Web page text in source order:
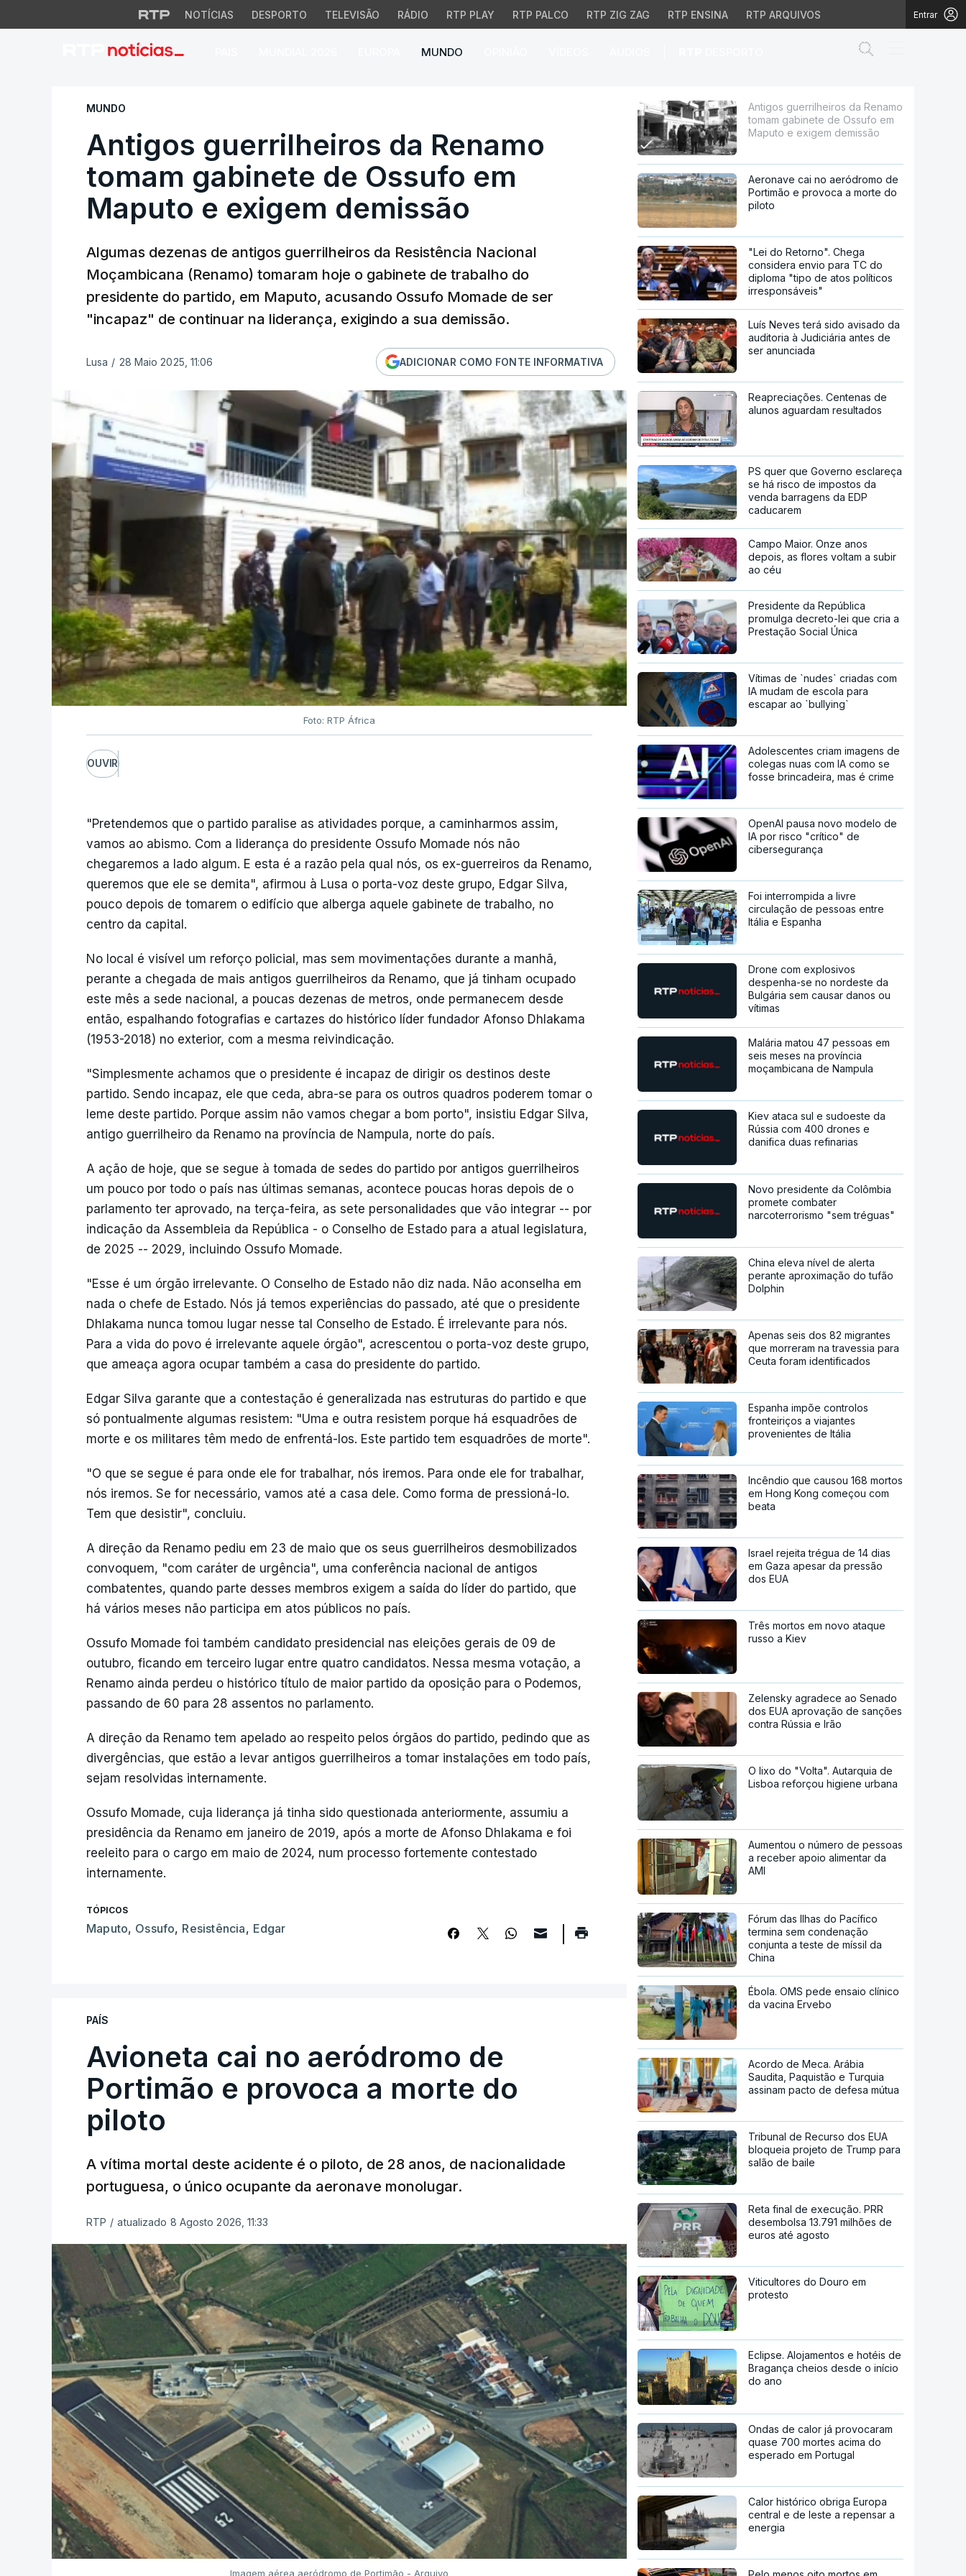
NOTÍCIAS DESPORTO TELEVISÃO RÁDIO RTP PLAY RTP PALCO RTP ZIG ZAG RTP ENSINA RTP ARQUIVOS Entrar
MUNDO
Antigos guerrilheiros da Renamo tomam gabinete de Ossufo em
MUNDO
Antigos guerrilheiros da Renamo
tomam gabinete de Ossufo em
Maputo e exigem demissão
Algumas dezenas de antigos guerrilheiros da Resistência Nacional
Moçambicana (Renamo) tomaram hoje o gabinete de trabalho do
presidente do partido, em Maputo, acusando Ossufo Momade de ser
"incapaz" de continuar na liderança, exigindo a sua demissão.
Lusa / 28 Maio 2025, 11:06 ADICIONAR COMO FONTE INFORMATIVA
Foto: RTP África
OUVIR
"Pretendemos que o partido paralise as atividades porque, a caminharmos assim,
vamos ao abismo. Com a liderança do presidente Ossufo Momade nós não
chegaremos a lado algum. E esta é a razão pela qual nós, os ex-guerreiros da Renamo,
queremos que ele se demita", afirmou à Lusa o porta-voz deste grupo, Edgar Silva,
pouco depois de tomarem o edifício que alberga aquele gabinete de trabalho, no
centro da capital.
No local é visível um reforço policial, mas sem movimentações durante a manhã,
perante a chegada de mais antigos guerrilheiros da Renamo, que já tinham ocupado
este mês a sede nacional, a poucas dezenas de metros, onde permanecem desde
então, espalhando fotografias e cartazes do histórico líder fundador Afonso Dhlakama
(1953-2018) no exterior, com a mesma reivindicação.
"Simplesmente achamos que o presidente é incapaz de dirigir os destinos deste
partido. Sendo incapaz, ele que ceda, abra-se para os outros quadros poderem tomar o
leme deste partido. Porque assim não vamos chegar a bom porto", insistiu Edgar Silva,
antigo guerrilheiro da Renamo na província de Nampula, norte do país.
A ação de hoje, que se segue à tomada de sedes do partido por antigos guerrilheiros
um pouco por todo o país nas últimas semanas, acontece poucas horas depois de o
parlamento ter aprovado, na terça-feira, as sete personalidades que vão integrar -- por
indicação da Assembleia da República - o Conselho de Estado para a atual legislatura,
de 2025 -- 2029, incluindo Ossufo Momade.
"Esse é um órgão irrelevante. O Conselho de Estado não diz nada. Não aconselha em
nada o chefe de Estado. Nós já temos experiências do passado, até que o presidente
Dhlakama nunca tomou lugar nesse tal Conselho de Estado. É irrelevante para nós.
Para a vida do povo é irrelevante aquele órgão", acrescentou o porta-voz deste grupo,
que ameaça agora ocupar também a casa do presidente do partido.
Edgar Silva garante que a contestação é generalizada nas estruturas do partido e que
só pontualmente algumas resistem: "Uma e outra resistem porque há esquadrões de
morte e os militares têm medo de enfrentá-los. Este partido tem esquadrões de morte".
"O que se segue é para onde ele for trabalhar, nós iremos. Para onde ele for trabalhar,
nós iremos. Se for necessário, vamos até a casa dele. Como forma de pressioná-lo.
Tem que desistir", concluiu.
A direção da Renamo pediu em 23 de maio que os seus guerrilheiros desmobilizados
convoquem, "com caráter de urgência", uma conferência nacional de antigos
combatentes, quando parte desses membros exigem a saída do líder do partido, que
há vários meses não participa em atos públicos no país.
Ossufo Momade foi também candidato presidencial nas eleições gerais de 09 de
outubro, ficando em terceiro lugar entre quatro candidatos. Nessa mesma votação, a
Renamo ainda perdeu o histórico título de maior partido da oposição para o Podemos,
passando de 60 para 28 assentos no parlamento.
A direção da Renamo tem apelado ao respeito pelos órgãos do partido, pedindo que as
divergências, que estão a levar antigos guerrilheiros a tomar instalações em todo país,
sejam resolvidas internamente.
Ossufo Momade, cuja liderança já tinha sido questionada anteriormente, assumiu a
presidência da Renamo em janeiro de 2019, após a morte de Afonso Dhlakama e foi
reeleito para o cargo em maio de 2024, num processo fortemente contestado
internamente.
TÓPICOS
Maputo, Ossufo, Resistência, Edgar
PAÍS
Avioneta cai no aeródromo de
Portimão e provoca a morte do
piloto
A vítima mortal deste acidente é o piloto, de 28 anos, de nacionalidade
portuguesa, o único ocupante da aeronave monolugar.
RTP / atualizado 8 Agosto 2026, 11:33
Imagem aérea aeródromo de Portimão - Arquivo
Antigos guerrilheiros da Renamo
tomam gabinete de Ossufo em
Maputo e exigem demissão
Aeronave cai no aeródromo de
Portimão e provoca a morte do
piloto
"Lei do Retorno". Chega
considera envio para TC do
diploma "tipo de atos políticos
irresponsáveis"
Luís Neves terá sido avisado da
auditoria à Judiciária antes de
ser anunciada
Reapreciações. Centenas de
alunos aguardam resultados
PS quer que Governo esclareça
se há risco de impostos da
venda barragens da EDP
caducarem
Campo Maior. Onze anos
depois, as flores voltam a subir
ao céu
Presidente da República
promulga decreto-lei que cria a
Prestação Social Única
Vítimas de `nudes` criadas com
IA mudam de escola para
escapar ao `bullying`
Adolescentes criam imagens de
colegas nuas com IA como se
fosse brincadeira, mas é crime
OpenAI pausa novo modelo de
IA por risco "crítico" de
cibersegurança
Foi interrompida a livre
circulação de pessoas entre
Itália e Espanha
Drone com explosivos
despenha-se no nordeste da
Bulgária sem causar danos ou
vítimas
Malária matou 47 pessoas em
seis meses na província
moçambicana de Nampula
Kiev ataca sul e sudoeste da
Rússia com 400 drones e
danifica duas refinarias
Novo presidente da Colômbia
promete combater
narcoterrorismo "sem tréguas"
China eleva nível de alerta
perante aproximação do tufão
Dolphin
Apenas seis dos 82 migrantes
que morreram na travessia para
Ceuta foram identificados
Espanha impõe controlos
fronteiriços a viajantes
provenientes de Itália
Incêndio que causou 168 mortos
em Hong Kong começou com
beata
Israel rejeita trégua de 14 dias
em Gaza apesar da pressão
dos EUA
Três mortos em novo ataque
russo a Kiev
Zelensky agradece ao Senado
dos EUA aprovação de sanções
contra Rússia e Irão
O lixo do "Volta". Autarquia de
Lisboa reforçou higiene urbana
Aumentou o número de pessoas
a receber apoio alimentar da
AMI
Fórum das Ilhas do Pacífico
termina sem condenação
conjunta a teste de míssil da
China
Ébola. OMS pede ensaio clínico
da vacina Ervebo
Acordo de Meca. Arábia
Saudita, Paquistão e Turquia
assinam pacto de defesa mútua
Tribunal de Recurso dos EUA
bloqueia projeto de Trump para
salão de baile
Reta final de execução. PRR
desembolsa 13.791 milhões de
euros até agosto
Viticultores do Douro em
protesto
Eclipse. Alojamentos e hotéis de
Bragança cheios desde o início
do ano
Ondas de calor já provocaram
quase 700 mortes acima do
esperado em Portugal
Calor histórico obriga Europa
central e de leste a repensar a
energia